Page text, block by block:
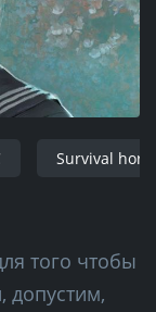
Survival
того чтобы
допустим,